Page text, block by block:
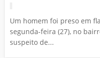
Um homem foi preso em
segunda-feira (27), no
suspeito de...